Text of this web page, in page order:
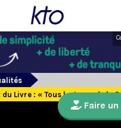
Livre : « Tous lecteurs de la
Faire